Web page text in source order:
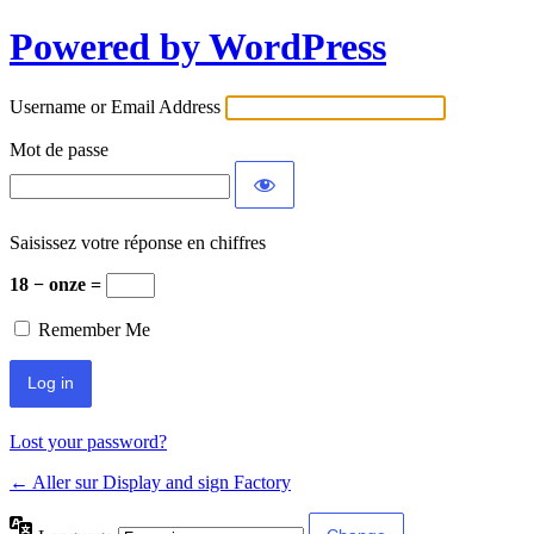
Powered by WordPress
Username or Email Address
Mot de passe
Saisissez votre réponse en chiffres
18 − onze =
Remember Me
Lost your password?
← Aller sur Display and sign Factory